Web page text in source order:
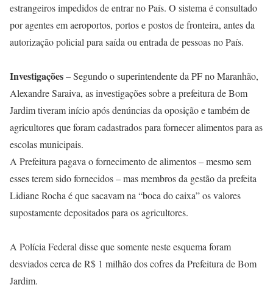
estrangeiros impedidos de entrar no País. O sistema é consultado
por agentes em aeroportos, portos e postos de fronteira, antes da
autorização policial para saída ou entrada de pessoas no País.
Investigações– Segundo o superintendente da PF no Maranhão,
Alexandre Saraiva, as investigações sobre a prefeitura de Bom
Jardim tiveram início após denúncias da oposição e também de
agricultores que foram cadastrados para fornecer alimentos para as
escolas municipais.
A Prefeitura pagava o fornecimento de alimentos – mesmo sem
esses terem sido fornecidos – mas membros da gestão da prefeita
Lidiane Rocha é que sacavam na “boca do caixa” os valores
supostamente depositados para os agricultores.
A Polícia Federal disse que somente neste esquema foram
desviados cerca de R$ 1 milhão dos cofres da Prefeitura de Bom
Jardim.